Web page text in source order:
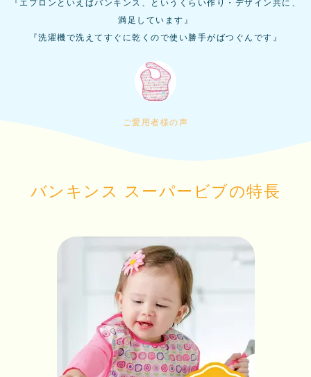
『エプロンといえばバンキンス、というくらい作り・デザイン共に、
満足しています』
『洗濯機で洗えてすぐに乾くので使い勝手がばつぐんです』
ご愛用者様の声
バンキンス スーパービブの特長